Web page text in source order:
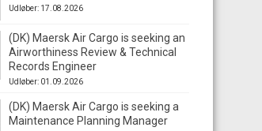
Udløber: 17.08.2026
(DK) Maersk Air Cargo is seeking an
Airworthiness Review & Technical
Records Engineer
Udløber: 01.09.2026
(DK) Maersk Air Cargo is seeking a
Maintenance Planning Manager